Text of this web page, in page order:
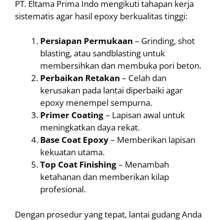
PT. Eltama Prima Indo mengikuti tahapan kerja
sistematis agar hasil epoxy berkualitas tinggi:
Persiapan Permukaan – Grinding, shot
blasting, atau sandblasting untuk
membersihkan dan membuka pori beton.
Perbaikan Retakan – Celah dan
kerusakan pada lantai diperbaiki agar
epoxy menempel sempurna.
Primer Coating– Lapisan awal untuk
meningkatkan daya rekat.
Base Coat Epoxy– Memberikan lapisan
kekuatan utama.
Top Coat Finishing– Menambah
ketahanan dan memberikan kilap
profesional.
Dengan prosedur yang tepat, lantai gudang Anda